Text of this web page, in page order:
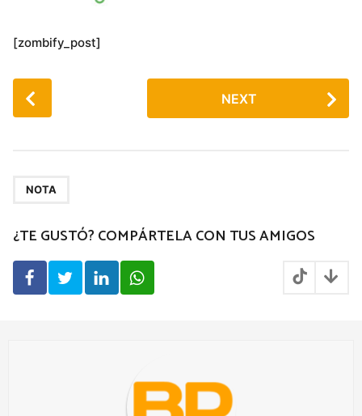
[zombify_post]
P
o
i
n
t
NEXT
NOTA
¿TE GUSTÓ? COMPÁRTELA CON TUS AMIGOS